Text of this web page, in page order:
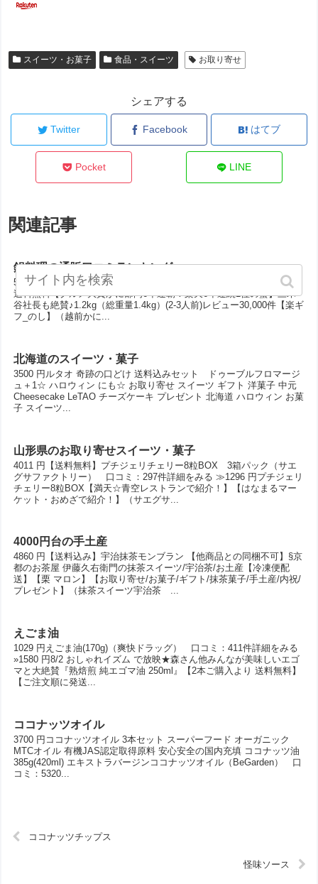
スイーツ・お菓子 食品・スイーツ お取り寄せ
シェアする
Twitter Facebook はてブ
Pocket LINE
関連記事
鍋料理の通販口コミランキング
5979 円【お歳暮】エントリーで必ずポイント10倍＆限定クーポン有！
送料無料【グルメ大賞かに部門6年連覇！楽天6年連続1位の蟹】三木
谷社長も絶賛♪1.2kg（総重量1.4kg）(2-3人前)レビュー30,000件【楽ギ
フ_のし】（越前かに...
北海道のスイーツ・菓子
3500 円ルタオ 奇跡の口どけ 送料込みセット ドゥーブルフロマージ
ュ＋1☆ ハロウィン にも☆ お取り寄せ スイーツ ギフト 洋菓子 中元
Cheesecake LeTAO チーズケーキ プレゼント 北海道 ハロウィン お菓
子 スイーツ...
山形県のお取り寄せスイーツ・菓子
4011 円【送料無料】プチジェリチェリー8粒BOX 3箱パック（サエ
グサファクトリー） 口コミ：297件詳細をみる ≫1296 円プチジェリ
チェリー8粒BOX【満天☆青空レストランで紹介！】【はなまるマー
ケット・おめざで紹介！】（サエグサ...
4000円台の手土産
4860 円【送料込み】宇治抹茶モンブラン 【他商品との同梱不可】§京
都のお茶屋 伊藤久右衛門の抹茶スイーツ/宇治茶/お土産【冷凍便配
送】【栗 マロン】【お取り寄せ/お菓子/ギフト/抹茶菓子/手土産/内祝/
プレゼント】（抹茶スイーツ宇治茶 ...
えごま油
1029 円えごま油(170g)（爽快ドラッグ） 口コミ：411件詳細をみる
»1580 円8/2 おしゃれイズム で放映★森さん他みんなが美味しいエゴ
マと大絶賛『熟焙煎 純エゴマ油 250ml』【2本ご購入より 送料無料】
【ご注文順に発送...
ココナッツオイル
3700 円ココナッツオイル 3本セット スーパーフード オーガニック
MTCオイル 有機JAS認定取得原料 安心安全の国内充填 ココナッツ油
385g(420ml) エキストラバージンココナッツオイル（BeGarden） 口
コミ：5320...
ココナッツチップス
怪味ソース